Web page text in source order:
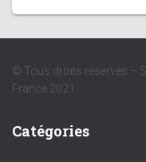
© Tous droits réservés –
France 2021
Catégories